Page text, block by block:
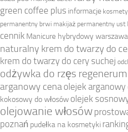
green coffee plus informacje
permanentny brwi makijaż permanentny ust
cennik Manicure hybrydowy warszawa
naturalny krem do twarzy do
krem do twarzy do cery suchej
odżywka do rzęs
arganowy cenaolejek arganowy
kokosowy do włosów olejek
olejowanie włosów
poznań pudełka na kosmetyki